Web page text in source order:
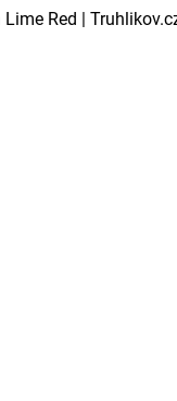
Red |